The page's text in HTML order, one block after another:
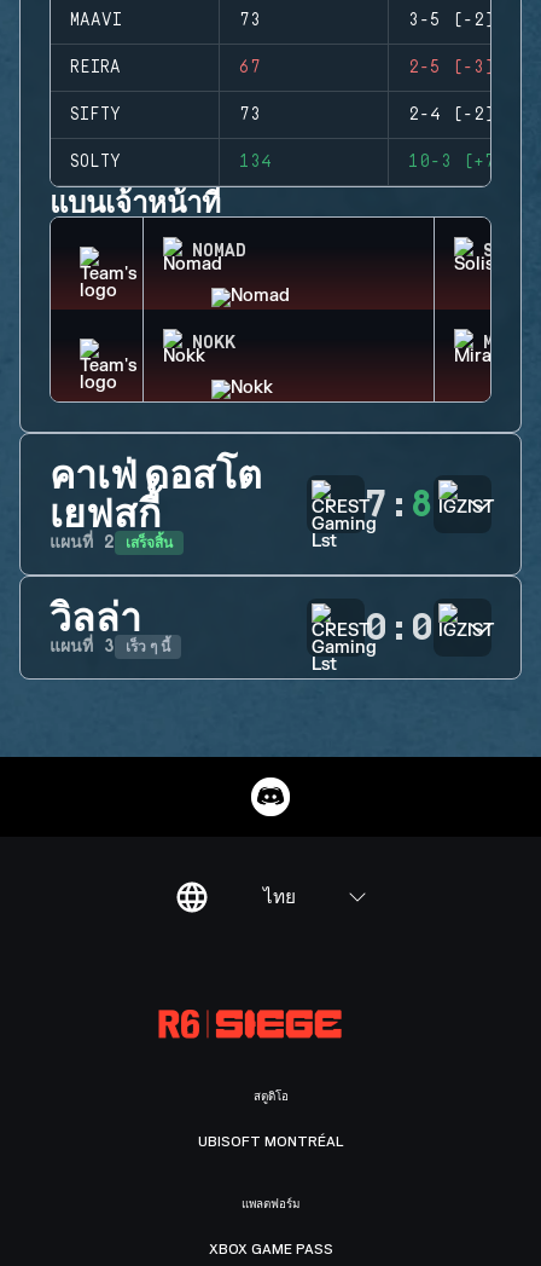
MAAVI 73 3-5 (-2)
REIRA 67 2-5 (-3)
SIFTY 73 2-4 (-2)
SOLTY 134 10-3 (+7)
แบนเจ้าหน้าที่
NOMAD SOLIS
NOKK MIRA
คาเฟ่ ดอสโต
เยฟสกี้
แผนที่ 2 เสร็จสิ้น
7 : 8
วิลล่า
แผนที่ 3 เร็ว ๆ นี้ 0 : 0
ไทย
สตูดิโอ
UBISOFT MONTRÉAL
แพลตฟอร์ม
XBOX GAME PASS